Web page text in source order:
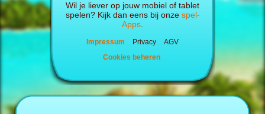
Wil je liever op jouw mobiel of tablet
spelen? Kijk dan eens bij onze spel-
Apps
Impressum Privacy
AGV
Cookies beheren